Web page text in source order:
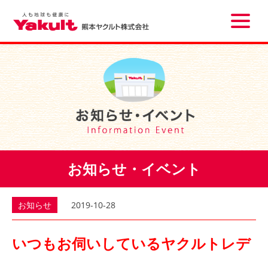
Toggle
お知らせ・イベント
お知らせ 2019-10-28
いつもお伺いしているヤクルトレデ